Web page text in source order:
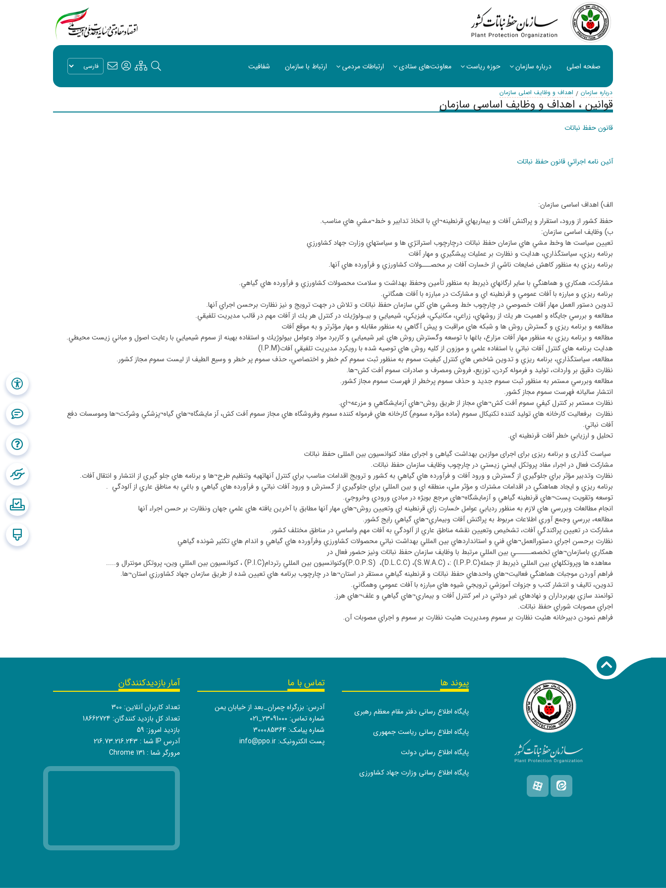
صفحه اصلی درباره سازمان حوزه ریاست معاونت‌های ستادی ارتباطات مردمی ارتباط با سازمان شفافیت
درباره سازمان اهداف و وظایف اصلی سازمان
قوانین ، اهداف و وظایف اساسی سازمان
قانون حفظ نباتات
آئين نامه اجرائي قانون حفظ نباتات
الف) اهداف اساسی سازمان:
حفظ كشور از ورود، استقرار و پراكنش آفات و بيماريهاي قرنطينه¬اي با اتخاذ تدابير و خط¬مشي هاي مناسب.
ب) وظایف اساسی سازمان:
تعيين سياست ها وخط مشي هاي سازمان حفظ نباتات درچارچوب استراتژي ها و سياستهاي وزارت جهاد كشاورزي
برنامه ريزي، سياستگذاري، هدايت و نظارت بر عمليات پيشگيري و مهار آفات
برنامه ريزي به منظور كاهش ضايعات ناشي از خسارت آفات بر محصـــولات كشاورزي و فرآورده هاي آنها.
مشاركت، همكاري و هماهنگي با ساير ارگانهاي ذيربط به منظور تأمين وحفظ بهداشت و سلامت محصولات كشاورزي و فرآورده هاي گياهي.
برنامه ريزي و مبارزه با آفات عمومي و قرنطينه اي و مشاركت در مبارزه با آفات همگاني.
تدوين دستور العمل مهار آفات خصوصي در چارچوب خط ومشي هاي كلي سازمان حفظ نباتات و تلاش در جهت ترويج و نيز نظارت برحسن اجراي آنها.
مطالعه و بررسي جايگاه و اهميت هر يك از روشهاي، زراعي، مكانيكي، فيزيكي، شيميايي و بيـولوژيك در كنترل هر يك از آفات مهم در قالب مديريت تلفيقي.
مطالعه و برنامه ريزي و گسترش روش ها و شبكه هاي مراقبت و پيش آگاهي به منظور مقابله و مهار مؤثرتر و به موقع آفات
مطالعه و برنامه ريزي به منظور مهار آفات مزارع، باغها با توسعه وگسترش روش هاي غير شيميايي و كاربرد مواد وعوامل بيولوژيك و استفاده بهينه از سموم شيميايي با رعايت اصول و مباني زيست محيطي.
هدايت برنامه هاي كنترل آفات نباتي با استفاده علمي و موزون از كليه روش هاي توصيه شده با رويكرد مديريت تلفيقي آفات(I.P.M)
مطالعه، سياستگذاري، برنامه ريزي و تدوين شاخص هاي كنترل كيفيت سموم به منظور ثبت سموم كم خطر و اختصاصي، حذف سموم پر خطر و وسيع الطيف از ليست سموم مجاز كشور.
نظارت دقيق بر واردات، توليد و فرموله كردن، توزيع، فروش ومصرف و صادرات سموم آفت كش¬ها.
مطالعه وبررسي مستمر به منظور ثبت سموم جديد و حذف سموم پرخطر از فهرست سموم مجاز كشور.
انتشار ساليانه فهرست سموم مجاز كشور.
نظارت مستمر بر كنترل كيفي سموم آفت كش¬هاي مجاز از طريق روش¬هاي آزمايشگاهي و مزرعه¬اي.
نظارت برفعاليت كارخانه هاي توليد كننده تكنيكال سموم (ماده مؤثره سموم) كارخانه هاي فرموله كننده سموم وفروشگاه هاي مجاز سموم آفت كش، آ‍ز مايشگاه¬هاي گياه¬پزشكي وشركت¬ها وموسسات دفع
آفات نباتي.
تحليل و ارزيابي خطر آفات قرنطينه اي.
سیاست گذاری و برنامه ریزی برای اجرای موازین بهداشت گیاهی و اجرای مفاد کنوانسیون بین المللی حفظ نباتات
مشاركت فعال در اجراء مفاد پروتكل ايمني زيستي در چارچوب وظايف سازمان حفظ نباتات.
نظارت وتدبير مؤثر براي جلوگيري از گسترش و ورود آفات و فرآورده هاي گياهي به كشور و ترويج اقدامات مناسب براي كنترل آنهاتهيه وتنظيم طرح¬ها و برنامه هاي جلو گيري از انتشار و انتقال آفات.
برنامه ريزي و ايجاد هماهنگي در اقدامات مشترك و مؤثر ملي، منطقه اي و بين المللي براي جلوگيري از گسترش و ورود آفات نباتي و فرآورده هاي گياهي و باغي به مناطق عاري از آلودگي .
توسعه وتقويت پست¬هاي قرنطينه گياهي و آزمايشگاه¬هاي مرجع بويژه در مبادي ورودي وخروجي.
انجام مطالعات وبررسي هاي لازم به منظور رديابي عوامل خسارت زاي قرنطينه اي وتعيين روش¬هاي مهار آنها مطابق با آخرين يافته هاي علمي جهان ونظارت بر حسن اجراء آنها
مطالعه، بررسي وجمع آوري اطلاعات مربوط به پراكنش آفات وبيماري¬هاي گياهي رايج كشور.
مشاركت در تعيين پراكندگي آفات، تشخيص وتعيين نقشه مناطق عاري از آلودگي به آفات مهم واساسي در مناطق مختلف كشور.
نظارت برحسن اجراي دستورالعمل¬هاي فني و استانداردهاي بين المللي بهداشت نباتي محصولات كشاورزي وفرآورده هاي گياهي و اندام هاي تكثير شونده گياهي
همكاري باسازمان¬هاي تخصصـــــي بين المللي مرتبط با وظايف سازمان حفظ نباتات ونيز حضور فعال در
معاهده ها وپروتكلهاي بين المللي ذيربط از جمله: (I.P.P.C)، (S.W.A.C)، (D.L.C.C)، (P.O.P.S)وكنوانسيون بين المللي رتردام(P.I.C)، كنوانسيون بين المللي وين، پروتكل مونترال و.....
فراهم آوردن موجبات هماهنگي فعاليت¬هاي واحدهاي حفظ نباتات و قرنطينه گياهي مستقر در استان¬ها در چارچوب برنامه هاي تعيين شده از طريق سازمان جهاد كشاورزي استان¬ها.
تدوين، تاليف و انتشار كتب و جزوات آموزشي ترويجي شيوه هاي مبارزه با آفات عمومي وهمگاني.
توانمند سازي بهربرداران و نهادهاي غير دولتي در امر كنترل آفات و بيماري¬هاي گياهي و علف¬هاي هرز.
اجراي مصوبات شوراي حفظ نباتات.
فراهم نمودن دبيرخانه هئيت نظارت بر سموم ومديريت هئيت نظارت بر سموم و اجراي مصوبات آن.
پیوند ها
پایگاه اطلاع رسانی دفتر مقام معظم رهبری
پایگاه اطلاع رسانی ریاست جمهوری
پایگاه اطلاع رسانی دولت
پایگاه اطلاع رسانی وزارت جهاد کشاورزی
تماس با ما
آدرس: بزرگراه چمران_بعد از خیابان یمن
شماره تماس: 021_23091000
شماره پیامک: 300085364
پست الکترونیک:info@ppo.ir
آمار بازدیدکنندگان
تعداد کاربران آنلاین: 300
تعداد کل بازدید کنندگان: 18662724
بازدید امروز: 59
آدرس IP شما :
216.73.216.243
مرورگر شما : Chrome 131